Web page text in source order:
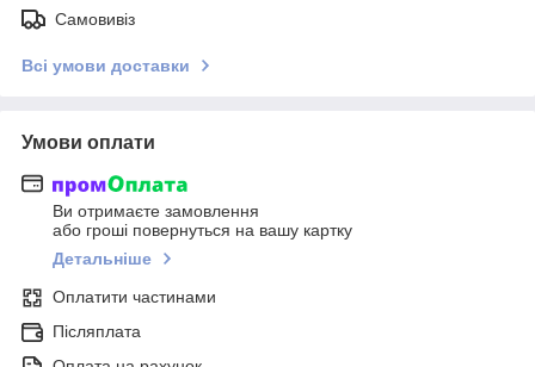
Самовивіз
Всі умови доставки
Умови оплати
Ви отримаєте замовлення
або гроші повернуться на вашу картку
Детальніше
Оплатити частинами
Післяплата